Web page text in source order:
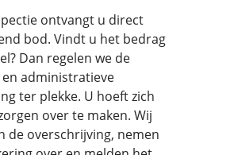
ontvangt u direct
bod. Vindt u het bedrag
Dan regelen we de
administratieve
ter plekke. U hoeft zich
over te maken. Wij
de overschrijving, nemen